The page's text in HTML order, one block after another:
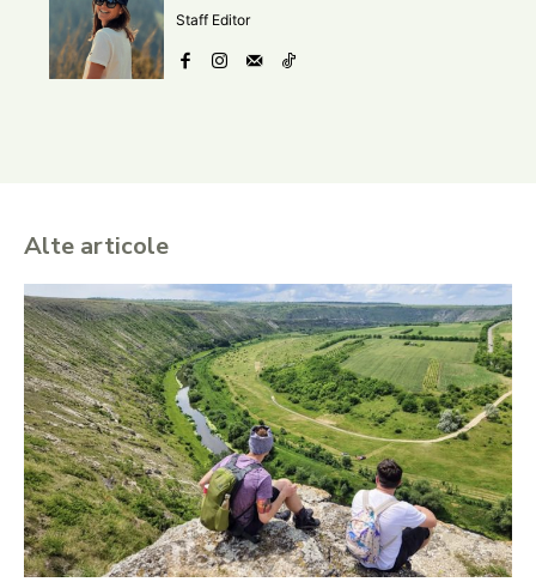
Staff Editor
Alte articole